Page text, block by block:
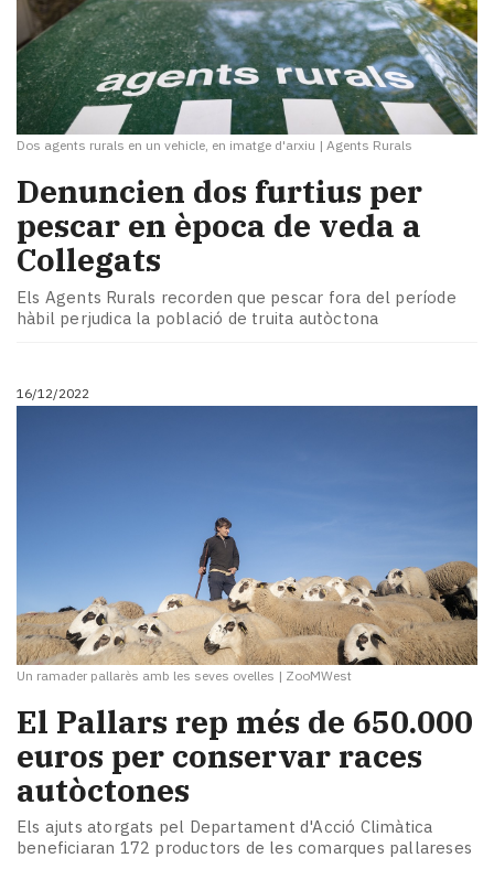
Dos agents rurals en un vehicle, en imatge d'arxiu | Agents Rurals
Denuncien dos furtius per
pescar en època de veda a
Collegats
Els Agents Rurals recorden que pescar fora del període
hàbil perjudica la població de truita autòctona
16/12/2022
Un ramader pallarès amb les seves ovelles | ZooMWest
El Pallars rep més de 650.000
euros per conservar races
autòctones
Els ajuts atorgats pel Departament d'Acció Climàtica
beneficiaran 172 productors de les comarques pallareses